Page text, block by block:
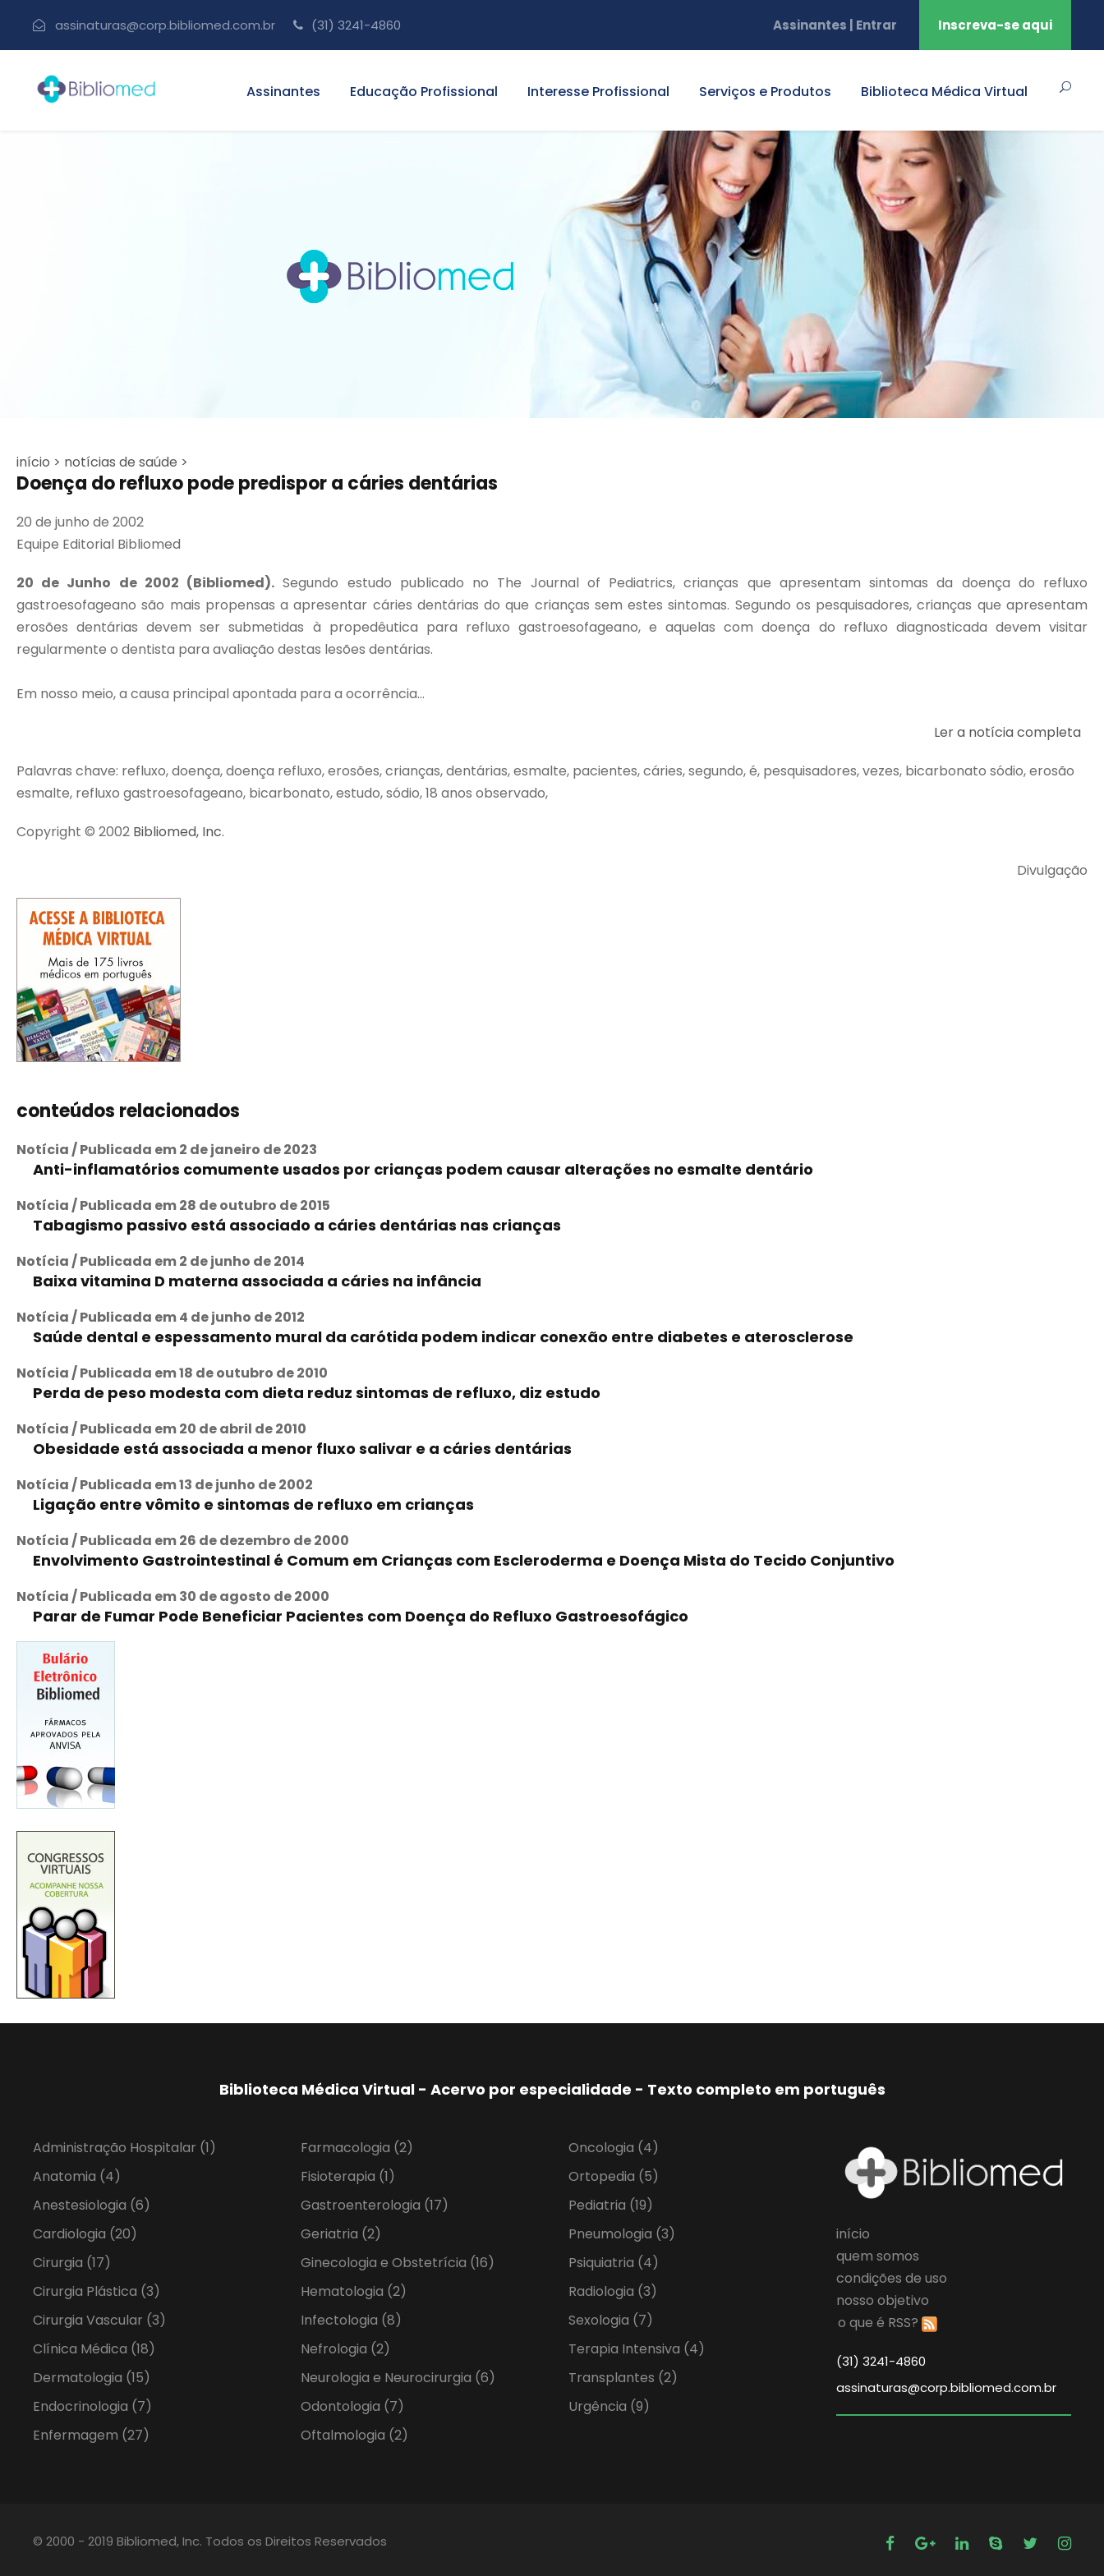
assinaturas@corp.bibliomed.com.br (31) 3241-4860 Assinantes | Entrar Inscreva-se aqui
Assinantes Educação Profissional Interesse Profissional Serviços e Produtos Biblioteca Médica Virtual
início > notícias de saúde >
Doença do refluxo pode predispor a cáries dentárias
20 de junho de 2002
Equipe Editorial Bibliomed
20 de Junho de 2002 (Bibliomed). Segundo estudo publicado no The Journal of Pediatrics, crianças que apresentam sintomas da doença do refluxo
gastroesofageano são mais propensas a apresentar cáries dentárias do que crianças sem estes sintomas. Segundo os pesquisadores, crianças que apresentam
erosões dentárias devem ser submetidas à propedêutica para refluxo gastroesofageano, e aquelas com doença do refluxo diagnosticada devem visitar
regularmente o dentista para avaliação destas lesões dentárias.
Em nosso meio, a causa principal apontada para a ocorrência...
Ler a notícia completa
Palavras chave: refluxo, doença, doença refluxo, erosões, crianças, dentárias, esmalte, pacientes, cáries, segundo, é, pesquisadores, vezes, bicarbonato sódio, erosão
esmalte, refluxo gastroesofageano, bicarbonato, estudo, sódio, 18 anos observado,
Copyright © 2002 Bibliomed, Inc.
Divulgação
conteúdos relacionados
Notícia / Publicada em 2 de janeiro de 2023
Anti-inflamatórios comumente usados por crianças podem causar alterações no esmalte dentário
Notícia / Publicada em 28 de outubro de 2015
Tabagismo passivo está associado a cáries dentárias nas crianças
Notícia / Publicada em 2 de junho de 2014
Baixa vitamina D materna associada a cáries na infância
Notícia / Publicada em 4 de junho de 2012
Saúde dental e espessamento mural da carótida podem indicar conexão entre diabetes e aterosclerose
Notícia / Publicada em 18 de outubro de 2010
Perda de peso modesta com dieta reduz sintomas de refluxo, diz estudo
Notícia / Publicada em 20 de abril de 2010
Obesidade está associada a menor fluxo salivar e a cáries dentárias
Notícia / Publicada em 13 de junho de 2002
Ligação entre vômito e sintomas de refluxo em crianças
Notícia / Publicada em 26 de dezembro de 2000
Envolvimento Gastrointestinal é Comum em Crianças com Escleroderma e Doença Mista do Tecido Conjuntivo
Notícia / Publicada em 30 de agosto de 2000
Parar de Fumar Pode Beneficiar Pacientes com Doença do Refluxo Gastroesofágico
Biblioteca Médica Virtual - Acervo por especialidade - Texto completo em português
Administração Hospitalar (1)
Anatomia (4)
Anestesiologia (6)
Cardiologia (20)
Cirurgia (17)
Cirurgia Plástica (3)
Cirurgia Vascular (3)
Clínica Médica (18)
Dermatologia (15)
Endocrinologia (7)
Enfermagem (27)
Farmacologia (2)
Fisioterapia (1)
Gastroenterologia (17)
Geriatria (2)
Ginecologia e Obstetrícia (16)
Hematologia (2)
Infectologia (8)
Nefrologia (2)
Neurologia e Neurocirurgia (6)
Odontologia (7)
Oftalmologia (2)
Oncologia (4)
Ortopedia (5)
Pediatria (19)
Pneumologia (3)
Psiquiatria (4)
Radiologia (3)
Sexologia (7)
Terapia Intensiva (4)
Transplantes (2)
Urgência (9)
início
quem somos
condições de uso
nosso objetivo
o que é RSS?
(31) 3241-4860
assinaturas@corp.bibliomed.com.br
© 2000 - 2019 Bibliomed, Inc. Todos os Direitos Reservados